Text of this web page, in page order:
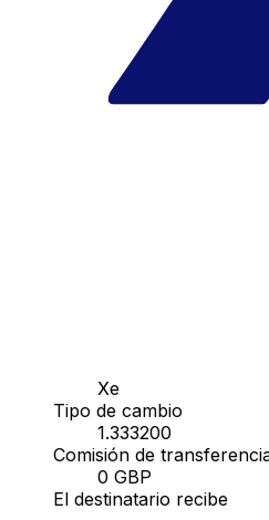
Xe
Tipo de cambio
1.333200
Comisión de
0 GBP
El destinatario recibe